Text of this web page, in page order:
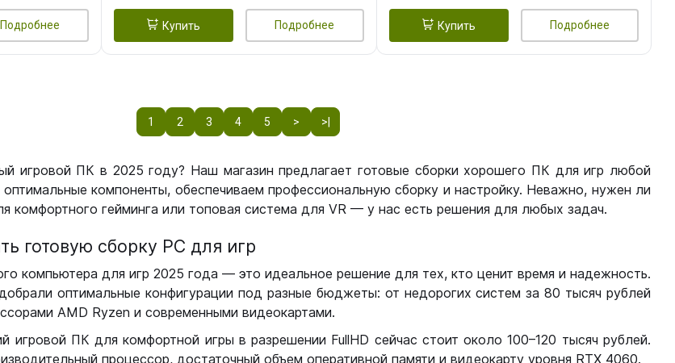
Подробнее Купить Подробнее Купить Подробнее
1 2 3 4 5 > >|
игровой ПК в 2025 году? Наш магазин предлагает готовые сборки хорошего ПК для игр любой
компоненты, обеспечиваем профессиональную сборку и настройку. Неважно, нужен ли
комфортного гейминга или топовая система для VR — у нас есть решения для любых задач.
готовую сборку РС для игр
компьютера для игр 2025 года — это идеальное решение для тех, кто ценит время и надежность.
оптимальные конфигурации под разные бюджеты: от недорогих систем за 80 тысяч рублей
AMD Ryzen и современными видеокартами.
игровой ПК для комфортной игры в разрешении FullHD сейчас стоит около 100–120 тысяч рублей.
процессор, достаточный объем оперативной памяти и видеокарту уровня RTX 4060.